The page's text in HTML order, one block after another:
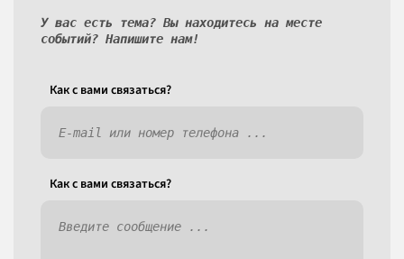
У вас есть тема? Вы находитесь на месте
событий? Напишите нам!
Как c вами связаться?
Как c вами связаться?